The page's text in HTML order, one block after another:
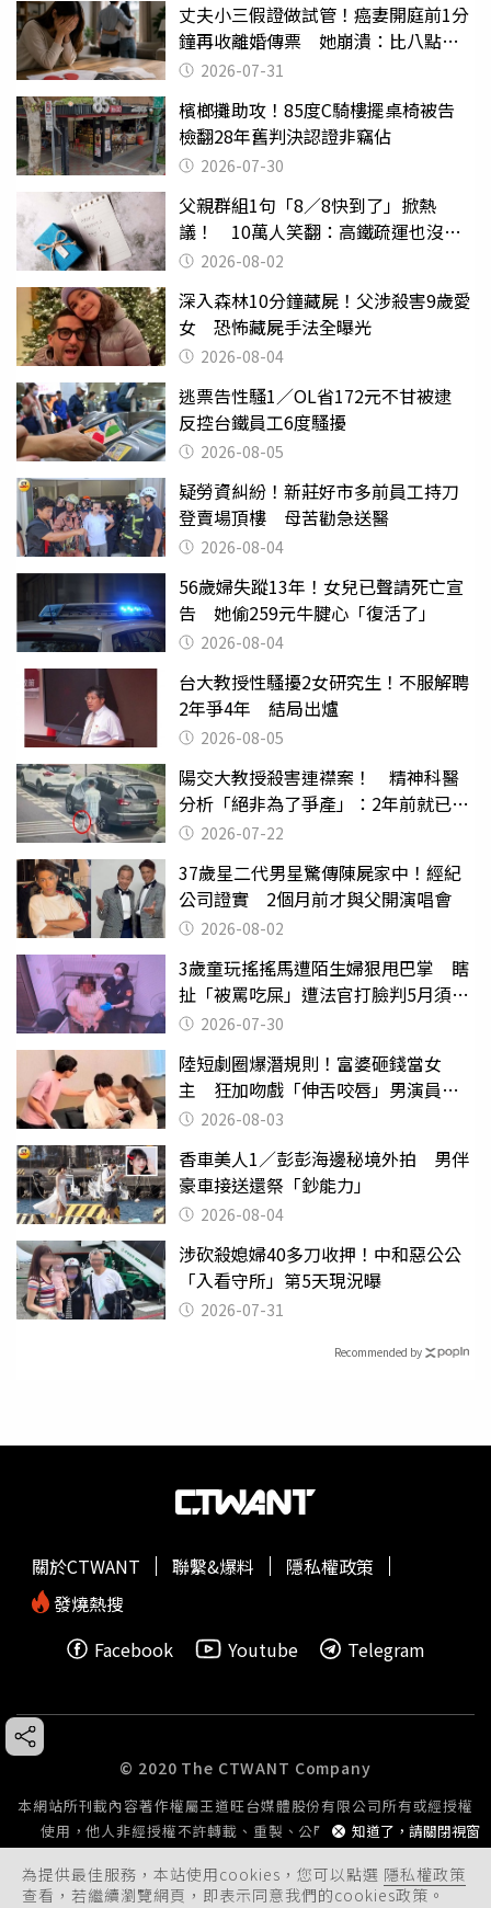
丈夫小三假證做試管！癌妻開庭前1分
鐘再收離婚傳票 她崩潰：比八點檔
還扯2026-07-31
檳榔攤助攻！85度C騎樓擺桌椅被告
檢翻28年舊判決認證非竊佔
2026-07-30
父親群組1句「8／8快到了」掀熱
議！ 10萬人笑翻：高鐵疏運也沒列
父親節
2026-08-02
深入森林10分鐘藏屍！父涉殺害9歲愛
女 恐怖藏屍手法全曝光
2026-08-04
逃票告性騷1／OL省172元不甘被逮
反控台鐵員工6度騷擾
2026-08-05
疑勞資糾紛！新莊好市多前員工持刀
登賣場頂樓 母苦勸急送醫
2026-08-04
56歲婦失蹤13年！女兒已聲請死亡宣
告 她偷259元牛腱心「復活了」
2026-08-04
台大教授性騷擾2女研究生！不服解聘
2年爭4年 結局出爐
2026-08-05
陽交大教授殺害連襟案！ 精神科醫
分析「絕非為了爭產」：2年前就已言
行詭異
2026-07-22
37歲星二代男星驚傳陳屍家中！經紀
公司證實 2個月前才與父開演唱會
2026-08-02
3歲童玩搖搖馬遭陌生婦狠甩巴掌 瞎
扯「被罵吃屎」遭法官打臉判5月須入
監 2026-07-30
陸短劇圈爆潛規則！富婆砸錢當女
主 狂加吻戲「伸舌咬唇」男演員崩
潰 2026-08-03
香車美人1／彭彭海邊秘境外拍 男伴
豪車接送還祭「鈔能力」
2026-08-04
涉砍殺媳婦40多刀收押！中和惡公公
「入看守所」第5天現況曝
2026-07-31
Recommended by
為提供最佳服務，本站使用cookies，您可以點選 隱私權政策
查看，若繼續瀏覽網頁，即表示同意我們的cookies政策。
知道了，請關閉視窗
關於CTWANT 聯繫&爆料
隱私權政策
發燒熱搜
Facebook
Youtube Telegram
© 2020 The CTWANT Company
本網站所刊載內容著作權屬王道旺台媒體股份有限公司所有或經授權
使用，他人非經授權不許轉載、重製、公開播送或公開傳輸。